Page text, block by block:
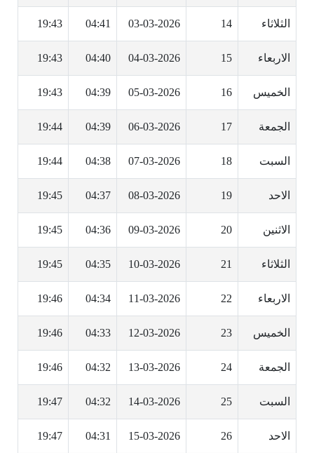
الثلاثاء 14
03-03-2026
04:41
19:43
الاربعاء 15
04-03-2026
04:40
19:43
الخميس 16
05-03-2026
04:39
19:43
الجمعة 17
06-03-2026
04:39
19:44
السبت 18
07-03-2026
04:38
19:44
الاحد 19
08-03-2026
04:37
19:45
الاثنين 20
09-03-2026
04:36
19:45
الثلاثاء 21
10-03-2026
04:35
19:45
الاربعاء 22
11-03-2026
04:34
19:46
الخميس 23
12-03-2026
04:33
19:46
الجمعة 24
13-03-2026
04:32
19:46
السبت 25
14-03-2026
04:32
19:47
الاحد 26
15-03-2026
04:31
19:47